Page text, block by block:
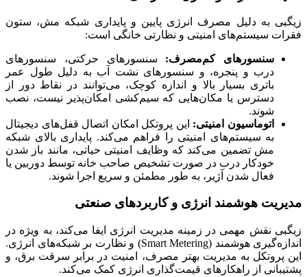
زیگبی به دلیل مصرف انرژی پایین و پایداری شبکه مش، ستون
فقرات سیستم‌های امنیتی و نظارتی خانگی است:
سنسورهای کم‌مصرف: سنسورهای حرکتی، سنسورهای
درب و پنجره، و سنسورهای نشت آب به دلیل طول عمر
باتری بسیار بالا و اندازه کوچک، می‌توانند در نقاط دور از
دسترس یا مکان‌هایی که سیم‌کشی امکان‌پذیر نیست، نصب
شوند.
اتوماسیون امنیتی: این پروتکل امکان اتصال قفل‌های دیجیتال
به سیستم‌های امنیتی را فراهم می‌کند. پایداری بالای شبکه
مش تضمین می‌کند که وظایف امنیتی حیاتی، مانند باز شدن
خودکار درب در صورت تشخیص صاحب خانه توسط دوربین یا
فعال شدن آژیر، به طور مطمئن و سریع اجرا شوند.
مدیریت هوشمند انرژی و کاربردهای صنعتی
زیگبی نقش مهمی در زمینه مدیریت انرژی ایفا می‌کند، به ویژه در
اندازه‌گیری هوشمند (Smart Metering) و نظارت بر شبکه‌های انرژی.
این پروتکل به مدیریت بهتر مصرف، امنیت در برابر سرقت برق، و
پشتیبانی از راهکارهای قیمت‌گذاری انرژی کمک می‌کند.